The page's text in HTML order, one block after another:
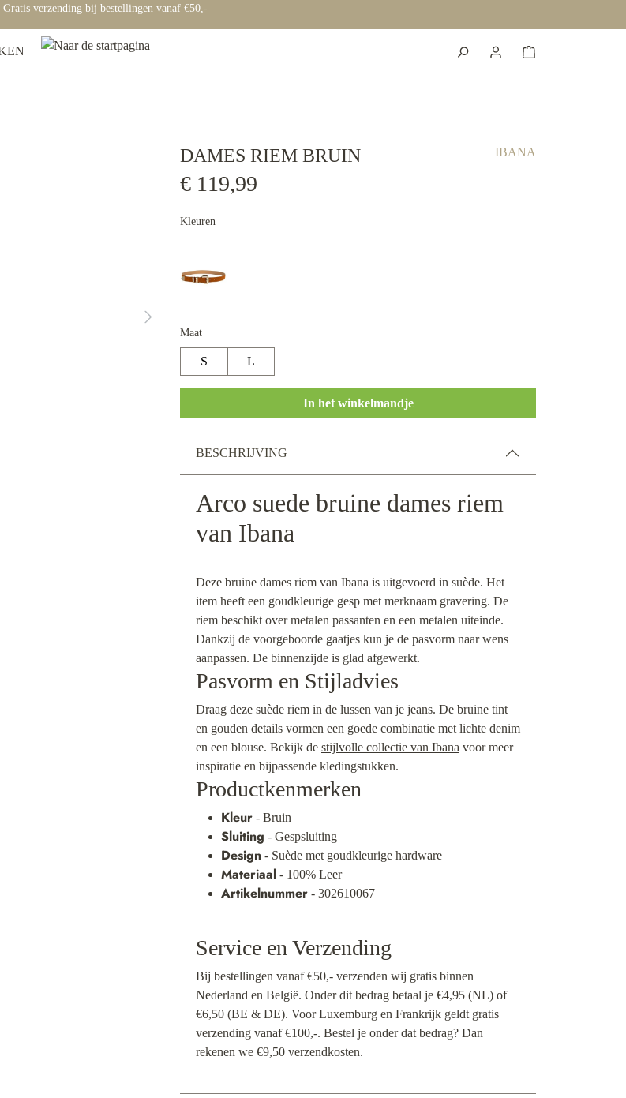
Gratis verzending bij bestellingen vanaf €50,-
DAMES RIEM BRUIN IBANA
€ 119,99
Kleuren
Maat
S L
In het winkelmandje
BESCHRIJVING
Arco suede bruine dames riem
van Ibana
Deze bruine dames riem van Ibana is uitgevoerd in suède. Het
item heeft een goudkleurige gesp met merknaam gravering. De
riem beschikt over metalen passanten en een metalen uiteinde.
Dankzij de voorgeboorde gaatjes kun je de pasvorm naar wens
aanpassen. De binnenzijde is glad afgewerkt.
Pasvorm en Stijladvies
Draag deze suède riem in de lussen van je jeans. De bruine tint
en gouden details vormen een goede combinatie met lichte denim
en een blouse. Bekijk de stijlvolle collectie van Ibana voor meer
inspiratie en bijpassende kledingstukken.
Productkenmerken
Kleur - Bruin
Sluiting - Gespsluiting
Design - Suède met goudkleurige hardware
Materiaal - 100% Leer
Artikelnummer - 302610067
Service en Verzending
Bij bestellingen vanaf €50,- verzenden wij gratis binnen
Nederland en België. Onder dit bedrag betaal je €4,95 (NL) of
€6,50 (BE & DE). Voor Luxemburg en Frankrijk geldt gratis
verzending vanaf €100,-. Bestel je onder dat bedrag? Dan
rekenen we €9,50 verzendkosten.